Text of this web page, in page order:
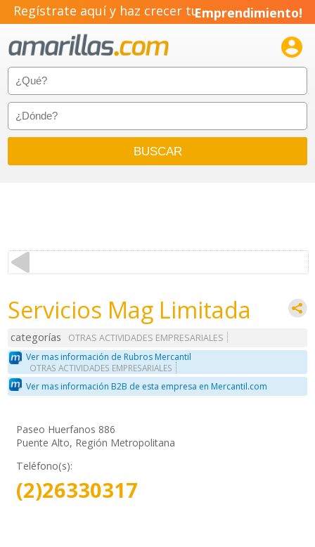
Regístrate aquí y haz crecer tuEmprendimiento!

Servicios Mag Limitada
categorías
OTRAS ACTIVIDADES EMPRESARIALES
Ver mas información de Rubros Mercantil
OTRAS ACTIVIDADES EMPRESARIALES
Ver mas información B2B de esta empresa en Mercantil.com
Paseo Huerfanos 886
Puente Alto, Región Metropolitana
Teléfono(s):
(2)26330317